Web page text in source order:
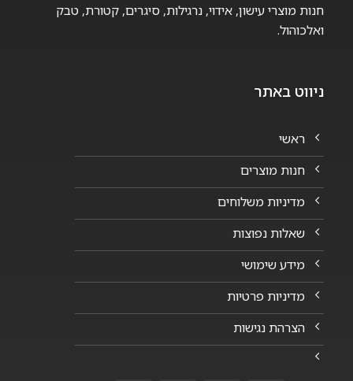
חנות מוצרי עישון, אידוי, נרגילות, סיגרים, קטורת, טבק
ואלכוהול.
ניווט באתר
ראשי
חנות מוצרים
מדיניות משלוחים
שאלות נפוצות
מידע שימושי
מדיניות פרטיות
הצרהת נגישות